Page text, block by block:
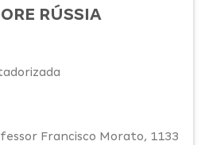
RÚSSIA
Francisco Morato, 1133